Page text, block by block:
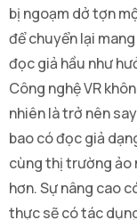
bị ngoạm dở tợn
để chuyển lại
đọc giả hầu như
Công nghệ VR
nhiên là trở nên
bao có đọc giả
cùng thị trường ảo
hơn. Sự nâng cao
thực sẽ có tác